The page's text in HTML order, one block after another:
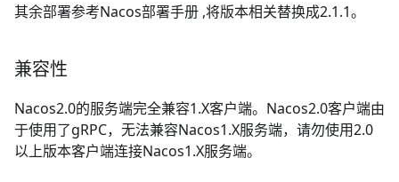
其余部署参考Nacos部署手册 ,将版本相关替换成2.1.1。
兼容性
Nacos2.0的服务端完全兼容1.X客户端。Nacos2.0客户端由
于使用了gRPC，无法兼容Nacos1.X服务端，请勿使用2.0
以上版本客户端连接Nacos1.X服务端。